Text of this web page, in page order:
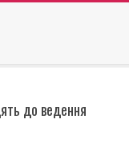
до ведення